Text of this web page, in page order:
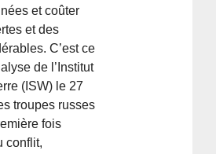
et coûter
et des
C’est ce
de l’Institut
(ISW) le 27
troupes russes
fois
conflit,